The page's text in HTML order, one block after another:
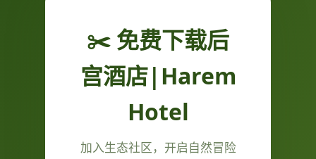
✂️ 免费下载后
宫酒店|Harem
Hotel
加入生态社区，开启自然冒险